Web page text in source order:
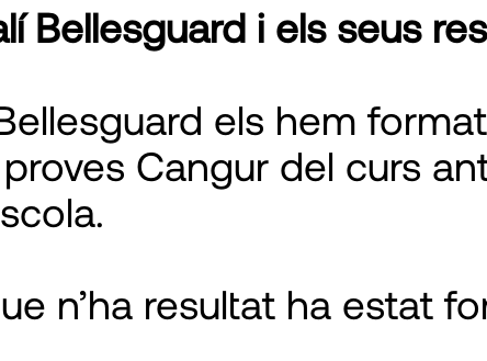
Bellesguard i els seus
els hem
Cangur del curs
n’ha resultat ha estat